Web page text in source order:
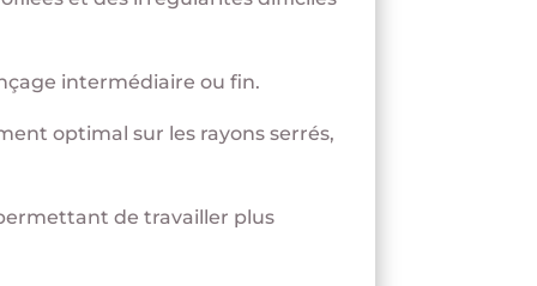
intermédiaire ou fin.
optimal sur les rayons serrés,
de travailler plus